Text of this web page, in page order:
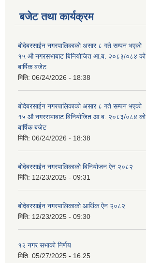
बजेट तथा कार्यक्रम
बोदेबरसाईन नगरपालिकाको असार ८ गते सम्पन भएको
१५ ‍‍‍औ नगरसभाबाट बिनियोजित आ.ब. २०८३/०८४ को
बार्षिक बजेट
मिति: 06/24/2026 - 18:38
बोदेबरसाईन नगरपालिकाको असार ८ गते सम्पन भएको
१५ ‍‍‍औ नगरसभाबाट बिनियोजित आ.ब. २०८३/०८४ को
बार्षिक बजेट
मिति: 06/24/2026 - 18:38
बोदेबरसाईन नगरपालिकाको बिनियोजन ऐन २०८२
मिति: 12/23/2025 - 09:31
बोदेबरसाईन नगरपालिकाको आर्थिक ऐन २०८२
मिति: 12/23/2025 - 09:30
१२ नगर सभाको निर्णय
मिति: 05/27/2025 - 16:25